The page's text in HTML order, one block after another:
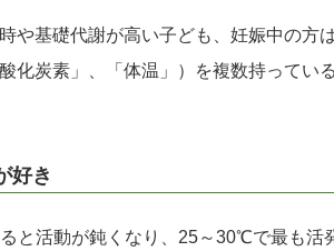
や基礎代謝が高い子ども、妊娠中の方
化炭素」、「体温」）を複数持ってい
好き
と活動が鈍くなり、25～30℃で最も活